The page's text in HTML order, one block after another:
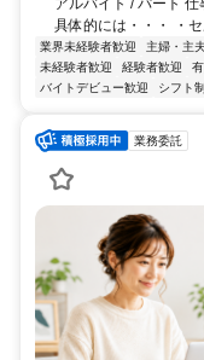
アルバイト / パート
具体的には・・・ ・
業界未経験者歓迎 主婦・主
未経験者歓迎
経験者歓迎
バイトデビュー歓迎
シフト制
業務委託